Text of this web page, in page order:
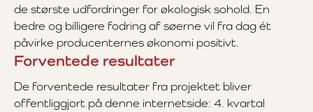
de største udfordringer for økologisk sohold. En
bedre og billigere fodring af søerne vil fra dag ét
påvirke producenternes økonomi positivt.
Forventede resultater
De forventede resultater fra projektet bliver
offentliggjort på denne internetside: 4. kvartal